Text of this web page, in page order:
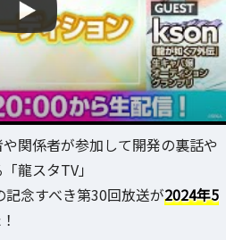
関係者が参加して開発の裏話や
龍スタTV」
念すべき第30回放送が2024年5